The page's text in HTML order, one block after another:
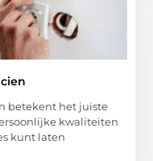
betekent het juiste
kwaliteiten
kunt laten